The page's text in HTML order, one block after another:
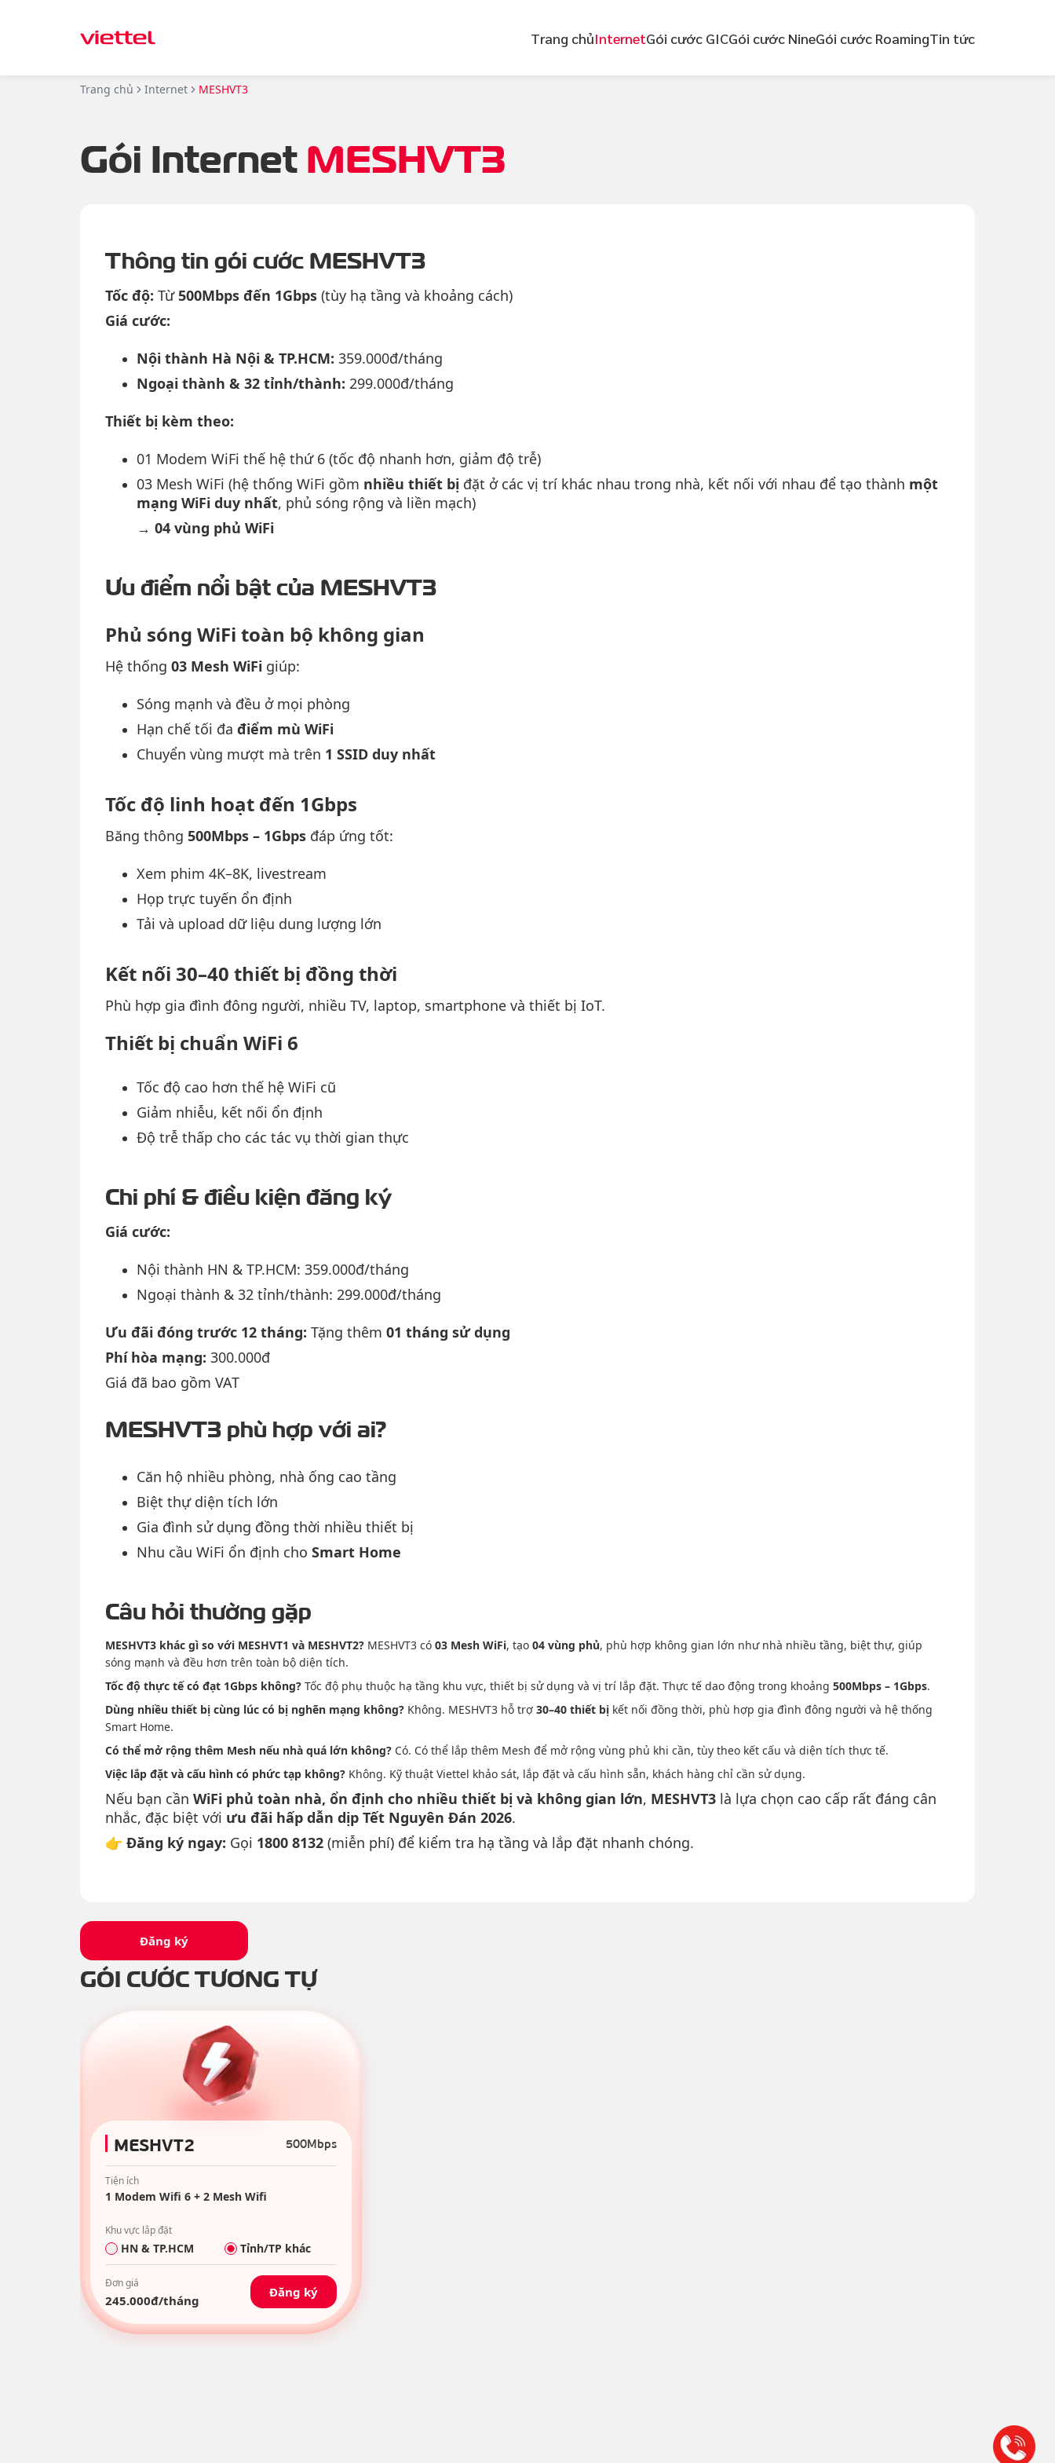
Trang chủInternetGói cước GICGói cước NineGói cước RoamingTin tức
Trang chủ Internet MESHVT3
Gói InternetMESHVT3
Thông tin gói cước MESHVT3
Tốc độ: Từ500Mbps đến 1Gbps (tùy hạ tầng và khoảng cách)
Giá cước:
Nội thành Hà Nội & TP.HCM: 359.000đ/tháng
Ngoại thành & 32 tỉnh/thành: 299.000đ/tháng
Thiết bị kèm theo:
01 Modem WiFi thế hệ thứ 6 (tốc độ nhanh hơn, giảm độ trễ)
03 Mesh WiFi (hệ thống WiFi gồm nhiều thiết bị đặt ở các vị trí khác nhau trong nhà, kết nối với nhau để tạo thành một
mạng WiFi duy nhất, phủ sóng rộng và liền mạch)
→ 04 vùng phủ WiFi
Ưu điểm nổi bật của MESHVT3
Phủ sóng WiFi toàn bộ không gian
Hệ thống 03 Mesh WiFi giúp:
Sóng mạnh và đều ở mọi phòng
Hạn chế tối đa điểm mù WiFi
Chuyển vùng mượt mà trên 1 SSID duy nhất
Tốc độ linh hoạt đến 1Gbps
Băng thông 500Mbps – 1Gbps đáp ứng tốt:
Xem phim 4K–8K, livestream
Họp trực tuyến ổn định
Tải và upload dữ liệu dung lượng lớn
Kết nối 30–40 thiết bị đồng thời
Phù hợp gia đình đông người, nhiều TV, laptop, smartphone và thiết bị IoT.
Thiết bị chuẩn WiFi 6
Tốc độ cao hơn thế hệ WiFi cũ
Giảm nhiễu, kết nối ổn định
Độ trễ thấp cho các tác vụ thời gian thực
Chi phí & điều kiện đăng ký
Giá cước:
Nội thành HN & TP.HCM: 359.000đ/tháng
Ngoại thành & 32 tỉnh/thành: 299.000đ/tháng
Ưu đãi đóng trước 12 tháng: Tặng thêm 01 tháng sử dụng
Phí hòa mạng: 300.000đ
Giá đã bao gồm VAT
MESHVT3 phù hợp với ai?
Căn hộ nhiều phòng, nhà ống cao tầng
Biệt thự diện tích lớn
Gia đình sử dụng đồng thời nhiều thiết bị
Nhu cầu WiFi ổn định cho Smart Home
Câu hỏi thường gặp
MESHVT3 khác gì so với MESHVT1 và MESHVT2? MESHVT3 có 03 Mesh WiFi, tạo 04 vùng phủ, phù hợp không gian lớn như nhà nhiều tầng, biệt thự, giúp
sóng mạnh và đều hơn trên toàn bộ diện tích.
Tốc độ thực tế có đạt 1Gbps không? Tốc độ phụ thuộc hạ tầng khu vực, thiết bị sử dụng và vị trí lắp đặt. Thực tế dao động trong khoảng 500Mbps – 1Gbps.
Dùng nhiều thiết bị cùng lúc có bị nghẽn mạng không? Không. MESHVT3 hỗ trợ 30–40 thiết bị kết nối đồng thời, phù hợp gia đình đông người và hệ thống
Smart Home.
Có thể mở rộng thêm Mesh nếu nhà quá lớn không? Có. Có thể lắp thêm Mesh để mở rộng vùng phủ khi cần, tùy theo kết cấu và diện tích thực tế.
Việc lắp đặt và cấu hình có phức tạp không? Không. Kỹ thuật Viettel khảo sát, lắp đặt và cấu hình sẵn, khách hàng chỉ cần sử dụng.
Nếu bạn cần WiFi phủ toàn nhà, ổn định cho nhiều thiết bị và không gian lớn, MESHVT3 là lựa chọn cao cấp rất đáng cân
nhắc, đặc biệt với ưu đãi hấp dẫn dịp Tết Nguyên Đán 2026.
👉 Đăng ký ngay: Gọi 1800 8132 (miễn phí) để kiểm tra hạ tầng và lắp đặt nhanh chóng.
Đăng ký
GÓI CƯỚC TƯƠNG TỰ
MESHVT2 500Mbps
Tiện ích
1 Modem Wifi 6 + 2 Mesh Wifi
Khu vực lắp đặt
HN & TP.HCM Tỉnh/TP khác
Đơn giá
245.000đ/tháng
Đăng ký